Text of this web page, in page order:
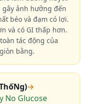
ảnh hưởng đến
béo và đạm có lợi.
và có GI thấp hơn.
tác động của
bằng.
→
No Glucose